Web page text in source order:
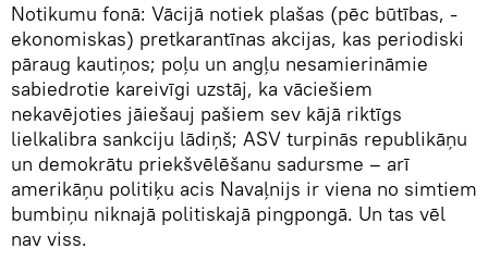
Notikumu fonā: Vācijā notiek plašas (pēc būtības, -
ekonomiskas) pretkarantīnas akcijas, kas periodiski
pāraug kautiņos; poļu un angļu nesamierināmie
sabiedrotie kareivīgi uzstāj, ka vāciešiem
nekavējoties jāiešauj pašiem sev kājā riktīgs
lielkalibra sankciju lādiņš; ASV turpinās republikāņu
un demokrātu priekšvēlēšanu sadursme – arī
amerikāņu politiķu acis Navaļnijs ir viena no simtiem
bumbiņu niknajā politiskajā pingpongā. Un tas vēl
nav viss.